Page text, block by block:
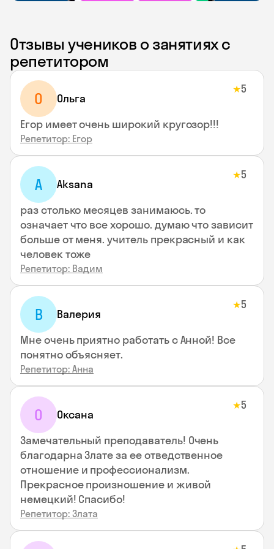
Отзывы учеников о занятиях с
репетитором
О Ольга
★5
Егор имеет очень широкий кругозор!!!
Репетитор: Егор
A Aksana
★5
раз столько месяцев занимаюсь. то
означает что все хорошо. думаю что зависит
больше от меня. учитель прекрасный и как
человек тоже
Репетитор: Вадим
В Валерия
★5
Мне очень приятно работать с Анной! Все
понятно объясняет.
Репетитор: Анна
О Оксана
★5
Замечательный преподаватель! Очень
благодарна Злате за ее отведственное
отношение и профессионализм.
Прекрасное произношение и живой
немецкий! Спасибо!
Репетитор: Злата